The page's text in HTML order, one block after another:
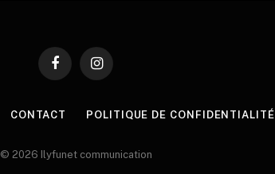
FacebookInstagram
CONTACT POLITIQUE DE CONFIDENTIALITÉ
© 2026 Ilyfunet communication